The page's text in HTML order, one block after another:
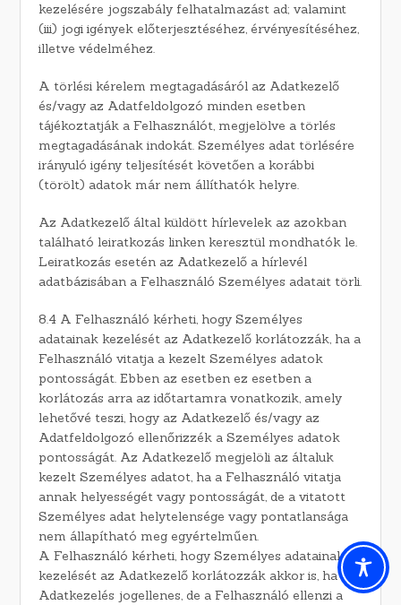
kezelésére jogszabály felhatalmazást ad; valamint
(iii) jogi igények előterjesztéséhez, érvényesítéséhez,
illetve védelméhez.
A törlési kérelem megtagadásáról az Adatkezelő
és/vagy az Adatfeldolgozó minden esetben
tájékoztatják a Felhasználót, megjelölve a törlés
megtagadásának indokát. Személyes adat törlésére
irányuló igény teljesítését követően a korábbi
(törölt) adatok már nem állíthatók helyre.
Az Adatkezelő által küldött hírlevelek az azokban
található leiratkozás linken keresztül mondhatók le.
Leiratkozás esetén az Adatkezelő a hírlevél
adatbázisában a Felhasználó Személyes adatait törli.
8.4 A Felhasználó kérheti, hogy Személyes
adatainak kezelését az Adatkezelő korlátozzák, ha a
Felhasználó vitatja a kezelt Személyes adatok
pontosságát. Ebben az esetben ez esetben a
korlátozás arra az időtartamra vonatkozik, amely
lehetővé teszi, hogy az Adatkezelő és/vagy az
Adatfeldolgozó ellenőrizzék a Személyes adatok
pontosságát. Az Adatkezelő megjelöli az általuk
kezelt Személyes adatot, ha a Felhasználó vitatja
annak helyességét vagy pontosságát, de a vitatott
Személyes adat helytelensége vagy pontatlansága
nem állapítható meg egyértelműen.
A Felhasználó kérheti, hogy Személyes adatainak
kezelését az Adatkezelő korlátozzák akkor is, ha az
Adatkezelés jogellenes, de a Felhasználó ellenzi a